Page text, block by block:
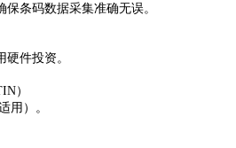
条码数据采集准确无误。
投资。
）
）。